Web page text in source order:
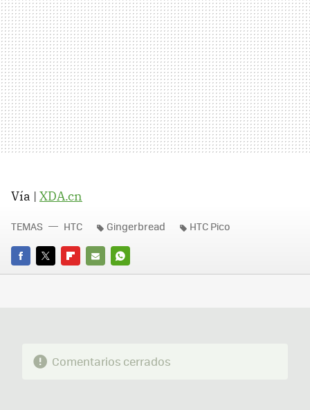
Vía | XDA.cn
FACEBOOK
TWITTERFLIPBOARD
E-
WHATSAPP
TEMAS HTC Gingerbread HTC Pico
Comentarios cerrados